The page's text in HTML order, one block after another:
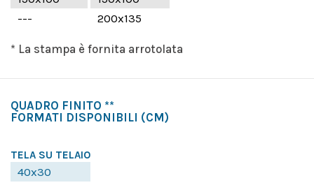
---
200x135
* La stampa è fornita arrotolata
QUADRO FINITO **
FORMATI DISPONIBILI (CM)
TELA SU TELAIO
40x30